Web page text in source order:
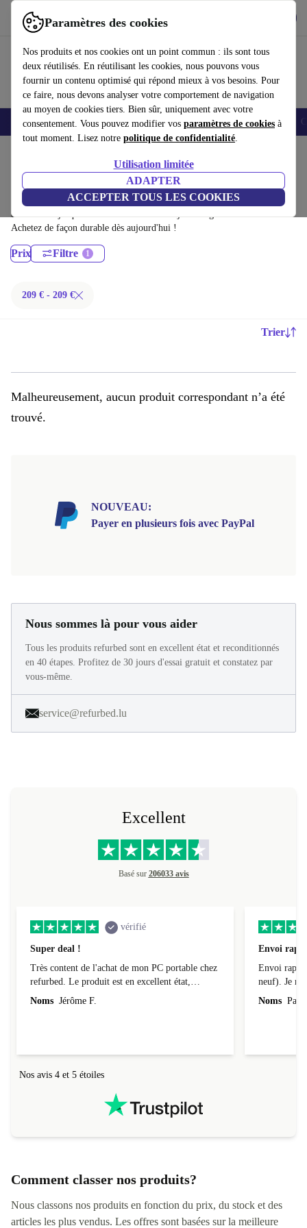
Paramètres des cookies
Nos produits et nos cookies ont un point commun : ils sont tous
deux réutilisés. En réutilisant les cookies, nous pouvons vous
fournir un contenu optimisé qui répond mieux à vos besoins. Pour
ce faire, nous devons analyser votre comportement de navigation
au moyen de cookies tiers. Bien sûr, uniquement avec votre
consentement. Vous pouvez modifier vos paramètres de cookies à
tout moment. Lisez notre politique de confidentialité.
Utilisation limitée
ADAPTER
ACCEPTER TOUS LES COOKIES
Utilisez refurbed rapidement et facilement
Smartphones Laptops Tablettes Montres connectées Accessoires
Ordinateurs portables Fujitsu:
Ordinateurs portables Fujitsu certifiés reconditionnés à moins de 100€ –
économisez jusqu'à 40 %. Retours sous 30 jours et garantie de 12 mois.
Achetez de façon durable dès aujourd'hui !
Prix Filtre
209 € - 209 €
Trier
Malheureusement, aucun produit correspondant n’a été
trouvé.
NOUVEAU:
Payer en plusieurs fois avec PayPal
Nous sommes là pour vous aider
Tous les produits refurbed sont en excellent état et reconditionnés
en 40 étapes. Profitez de 30 jours d'essai gratuit et constatez par
vous-même.
service@refurbed.lu
Excellent
Basé sur 206033 avis
vérifié
Super deal !
Très content de l'achat de mon PC portable chez
refurbed. Le produit est en excellent état,
parfaitement conforme à la description et tourne
Noms Jérôme F.
Envoi
Envoi
neuf). Je
Noms
Nos avis 4 et 5 étoiles
Comment classer nos produits?
Nous classons nos produits en fonction du prix, du stock et des
articles les plus vendus. Les offres sont basées sur la meilleure